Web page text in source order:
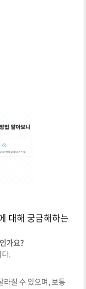
대해 궁금해하는
가요?
.
라질 수 있으며, 보통